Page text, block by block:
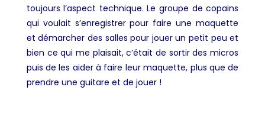
toujours l’aspect technique. Le groupe de copains
qui voulait s’enregistrer pour faire une maquette
et démarcher des salles pour jouer un petit peu et
bien ce qui me plaisait, c’était de sortir des micros
puis de les aider à faire leur maquette, plus que de
prendre une guitare et de jouer !